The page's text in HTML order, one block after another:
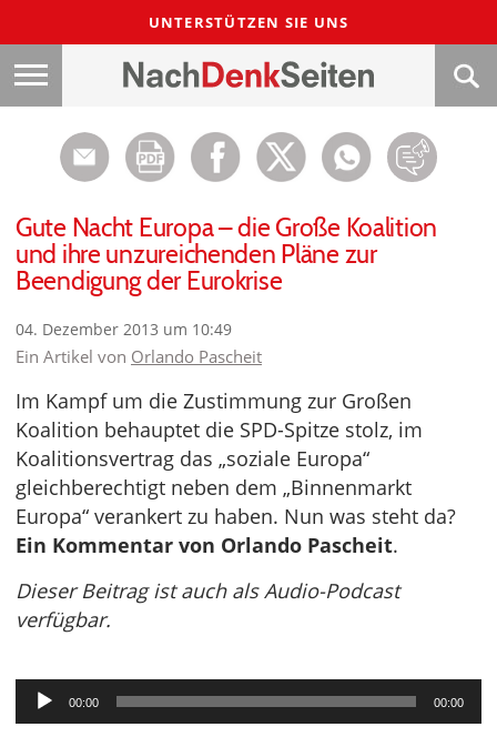
UNTERSTÜTZEN SIE UNS
Gute Nacht Europa – die Große Koalition
und ihre unzureichenden Pläne zur
Beendigung der Eurokrise
04. Dezember 2013 um 10:49
Ein Artikel von Orlando Pascheit
Im Kampf um die Zustimmung zur Großen
Koalition behauptet die SPD-Spitze stolz, im
Koalitionsvertrag das „soziale Europa“
gleichberechtigt neben dem „Binnenmarkt
Europa“ verankert zu haben. Nun was steht da?
Ein Kommentar von Orlando Pascheit.
Dieser Beitrag ist auch als Audio-Podcast
verfügbar.
Audio-
Player
00:00 00:00